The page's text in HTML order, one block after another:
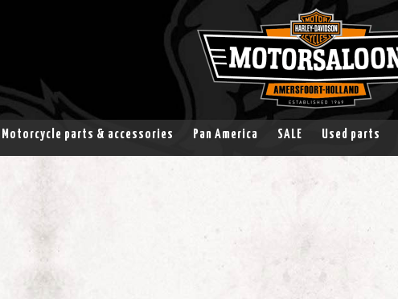
Motorcycle parts & accessories Pan America SALE Used parts